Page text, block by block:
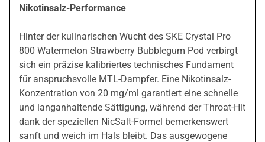
Nikotinsalz-Performance
Hinter der kulinarischen Wucht des SKE Crystal Pro
800 Watermelon Strawberry Bubblegum Pod verbirgt
sich ein präzise kalibriertes technisches Fundament
für anspruchsvolle MTL-Dampfer. Eine Nikotinsalz-
Konzentration von 20 mg/ml garantiert eine schnelle
und langanhaltende Sättigung, während der Throat-Hit
dank der speziellen NicSalt-Formel bemerkenswert
sanft und weich im Hals bleibt. Das ausgewogene